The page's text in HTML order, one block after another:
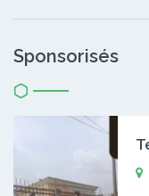
Sponsorisés